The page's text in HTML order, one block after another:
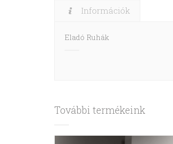
Információk
Eladó Ruhák
További termékeink